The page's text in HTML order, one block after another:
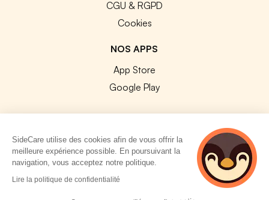
CGU & RGPD
Cookies
NOS APPS
App Store
Google Play
© 2026 SideCare. Tous droits réservés.
SideCare utilise des cookies afin de vous offrir la
meilleure expérience possible. En poursuivant la
navigation, vous acceptez notre politique.
Lire la politique de confidentialité
3 personnes
consultent